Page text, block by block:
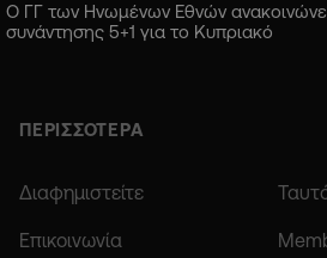
Ο ΓΓ των Ηνωμένων Εθνών
συνάντησης 5+1 για το Κυπριακό
ΠΕΡΙΣΣΟΤΕΡΑ
Διαφημιστείτε
Επικοινωνία